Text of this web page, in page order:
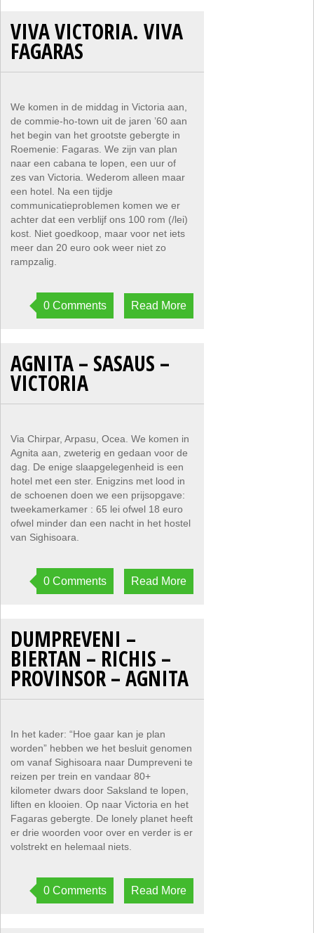
VIVA VICTORIA. VIVA
FAGARAS
We komen in de middag in Victoria aan,
de commie-ho-town uit de jaren ’60 aan
het begin van het grootste gebergte in
Roemenie: Fagaras. We zijn van plan
naar een cabana te lopen, een uur of
zes van Victoria. Wederom alleen maar
een hotel. Na een tijdje
communicatieproblemen komen we er
achter dat een verblijf ons 100 rom (/lei)
kost. Niet goedkoop, maar voor net iets
meer dan 20 euro ook weer niet zo
rampzalig.
0 Comments Read More
AGNITA – SASAUS –
VICTORIA
Via Chirpar, Arpasu, Ocea. We komen in
Agnita aan, zweterig en gedaan voor de
dag. De enige slaapgelegenheid is een
hotel met een ster. Enigzins met lood in
de schoenen doen we een prijsopgave:
tweekamerkamer : 65 lei ofwel 18 euro
ofwel minder dan een nacht in het hostel
van Sighisoara.
0 Comments Read More
DUMPREVENI –
BIERTAN – RICHIS –
PROVINSOR – AGNITA
In het kader: “Hoe gaar kan je plan
worden” hebben we het besluit genomen
om vanaf Sighisoara naar Dumpreveni te
reizen per trein en vandaar 80+
kilometer dwars door Saksland te lopen,
liften en klooien. Op naar Victoria en het
Fagaras gebergte. De lonely planet heeft
er drie woorden voor over en verder is er
volstrekt en helemaal niets.
0 Comments Read More